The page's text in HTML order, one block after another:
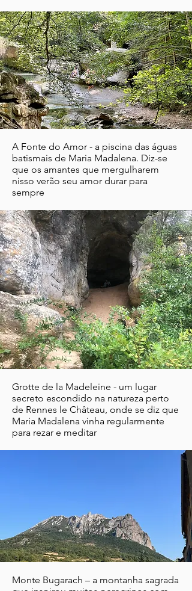
A Fonte do Amor - a piscina das águas
batismais de Maria Madalena. Diz-se
que os amantes que mergulharem
nisso verão seu amor durar para
sempre
Grotte de la Madeleine - um lugar
secreto escondido na natureza perto
de Rennes le Château, onde se diz que
Maria Madalena vinha regularmente
para rezar e meditar
Monte Bugarach – a montanha sagrada